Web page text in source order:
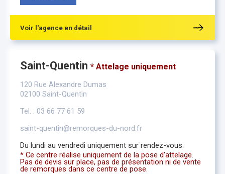
Voir l'agence en détail
Saint-Quentin * Attelage uniquement
120 Rue Alexandre Dumas
02100 Saint-Quentin
Tel. : 03 66 77 61 59
saint-quentin@remorques-du-nord.fr
Du lundi au vendredi uniquement sur rendez-vous.
* Ce centre réalise uniquement de la pose d'attelage.
Pas de devis sur place, pas de présentation ni de vente
de remorques dans ce centre de pose.